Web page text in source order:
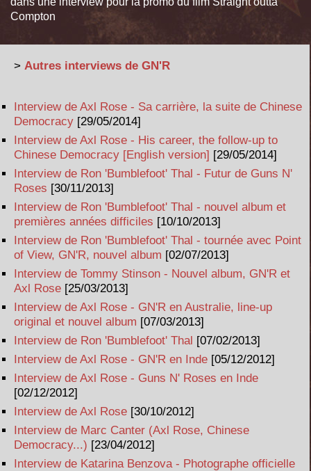
Compton
> Autres interviews de GN'R
Interview de Axl Rose - Sa carrière, la suite de Chinese
Democracy [29/05/2014]
Interview de Axl Rose - His career, the follow-up to
Chinese Democracy [English version] [29/05/2014]
Interview de Ron 'Bumblefoot' Thal - Futur de Guns N'
Roses [30/11/2013]
Interview de Ron 'Bumblefoot' Thal - nouvel album et
premières années difficiles [10/10/2013]
Interview de Ron 'Bumblefoot' Thal - tournée avec Point
of View, GN'R, nouvel album [02/07/2013]
Interview de Tommy Stinson - Nouvel album, GN'R et
Axl Rose [25/03/2013]
Interview de Axl Rose - GN'R en Australie, line-up
original et nouvel album [07/03/2013]
Interview de Ron 'Bumblefoot' Thal [07/02/2013]
Interview de Axl Rose - GN'R en Inde [05/12/2012]
Interview de Axl Rose - Guns N' Roses en Inde
[02/12/2012]
Interview de Axl Rose [30/10/2012]
Interview de Marc Canter (Axl Rose, Chinese
Democracy...) [23/04/2012]
Interview de Katarina Benzova - Photographe officielle